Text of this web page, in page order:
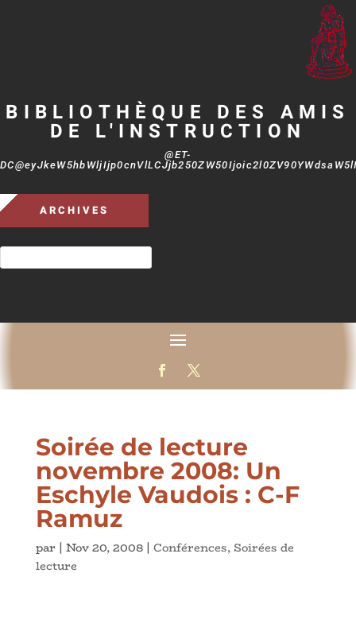
BIBLIOTHÈQUE DES AMIS
DE L'INSTRUCTION
@ET-
ARCHIVES
Soirée de lecture
novembre 2008: Un
Eschyle Vaudois : C-F
Ramuz
par | Nov 20, 2008| Conférences, Soirées de
lecture